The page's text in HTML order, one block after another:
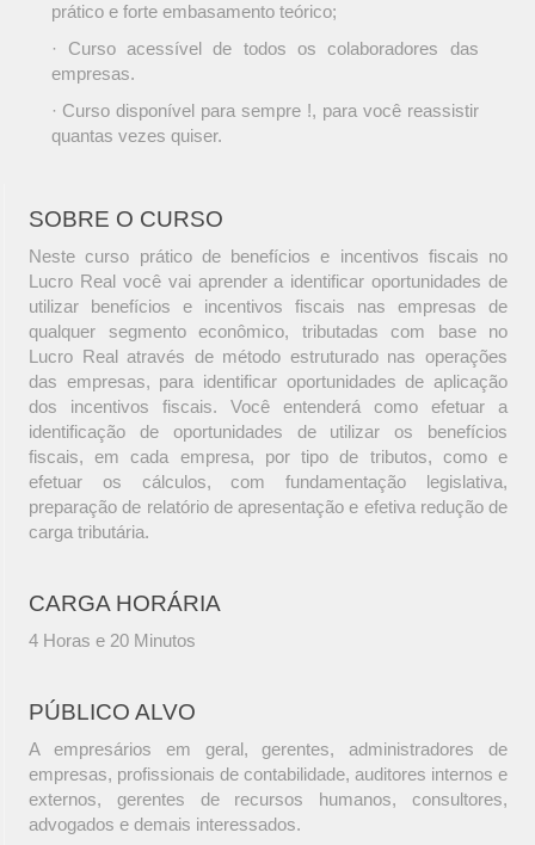
prático e forte embasamento teórico;
· Curso acessível de todos os colaboradores das
empresas.
· Curso disponível para sempre !, para você reassistir
quantas vezes quiser.
SOBRE O CURSO
Neste curso prático de benefícios e incentivos fiscais no
Lucro Real você vai aprender a identificar oportunidades de
utilizar benefícios e incentivos fiscais nas empresas de
qualquer segmento econômico, tributadas com base no
Lucro Real através de método estruturado nas operações
das empresas, para identificar oportunidades de aplicação
dos incentivos fiscais. Você entenderá como efetuar a
identificação de oportunidades de utilizar os benefícios
fiscais, em cada empresa, por tipo de tributos, como e
efetuar os cálculos, com fundamentação legislativa,
preparação de relatório de apresentação e efetiva redução de
carga tributária.
CARGA HORÁRIA
4 Horas e 20 Minutos
PÚBLICO ALVO
A empresários em geral, gerentes, administradores de
empresas, profissionais de contabilidade, auditores internos e
externos, gerentes de recursos humanos, consultores,
advogados e demais interessados.